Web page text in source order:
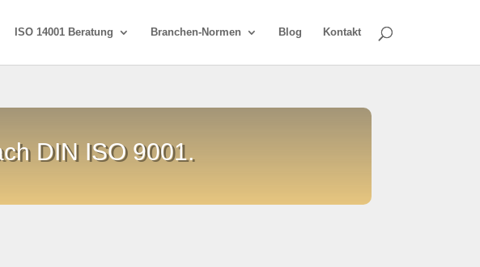
ISO 14001 Beratung Branchen-Normen Blog Kontakt
DIN ISO 9001.